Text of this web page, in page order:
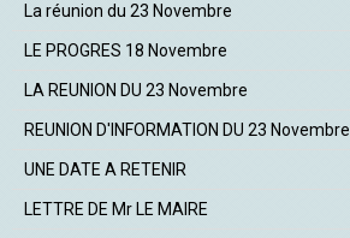
La réunion du 23 Novembre
LE PROGRES 18 Novembre
LA REUNION DU 23 Novembre
REUNION D'INFORMATION DU 23 Novembre
UNE DATE A RETENIR
LETTRE DE Mr LE MAIRE